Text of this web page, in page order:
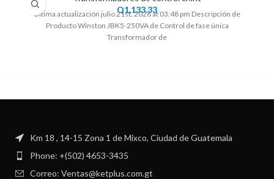
Q1,133.33
Ultima actualización julio 21st, 2026 at 03:48 pm Descripción de
Producto Winston JBK5-250VA de Control de fase única
Transformador de
Km 18 , 14-15 Zona 1 de Mixco, Ciudad de Guatemala
Phone: +(502) 4653-3435
Correo: Ventas@ketplus.com.gt